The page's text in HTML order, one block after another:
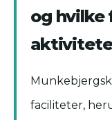
og hvilke
faciliteter,